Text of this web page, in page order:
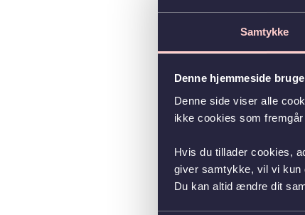
Samtykke
Denne hjemmeside
Denne side viser alle
ikke cookies som fremgår
Hvis du tillader cookies,
giver samtykke, vil vi kun
Du kan altid ændre dit